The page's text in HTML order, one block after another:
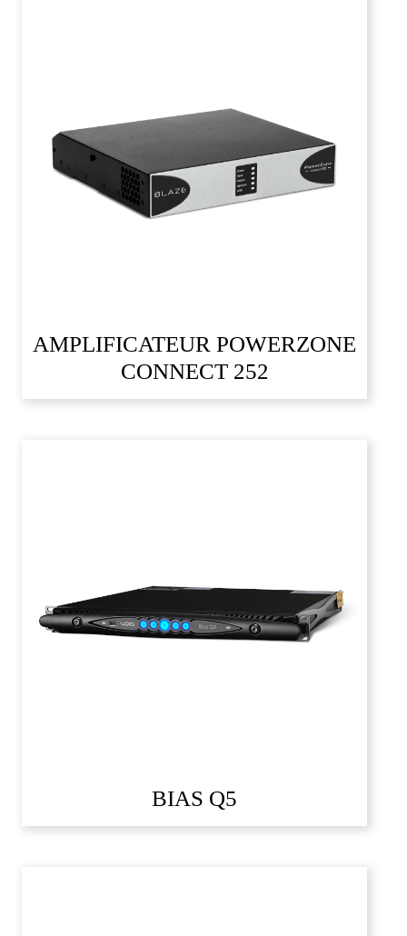
AMPLIFICATEUR POWERZONE
CONNECT 252
BIAS Q5